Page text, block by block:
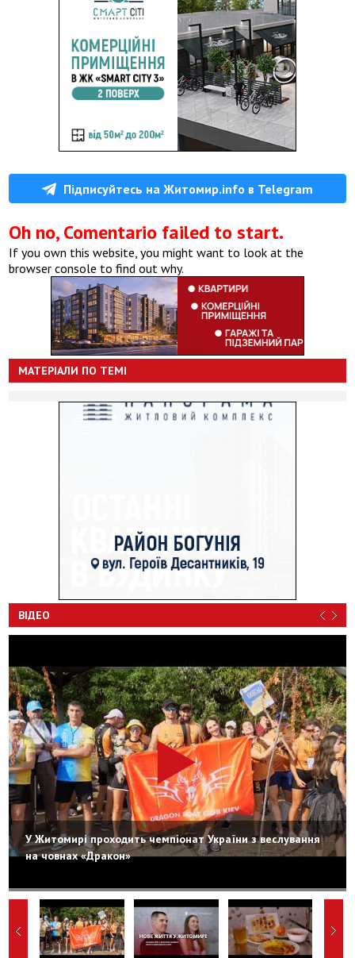
Підписуйтесь на Житомир.info в Telegram
Oh no, Comentario failed to start.
If you own this website, you might want to look at the
browser console to find out why.
МАТЕРІАЛИ ПО ТЕМІ
ВІДЕО
У Житомирі проходить чемпіонат України з веслування
на човнах «Дракон»